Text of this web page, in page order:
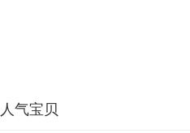
人气宝贝